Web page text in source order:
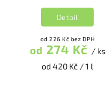
od 226 Kč bez DPH
od 274 Kč / ks
od 420 Kč / 1 l
Detail